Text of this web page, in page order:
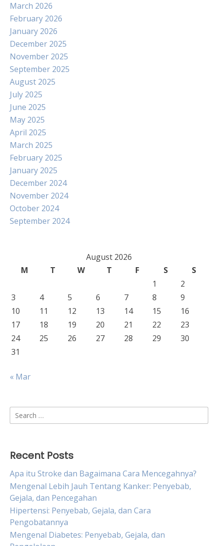
March 2026
February 2026
January 2026
December 2025
November 2025
September 2025
August 2025
July 2025
June 2025
May 2025
April 2025
March 2025
February 2025
January 2025
December 2024
November 2024
October 2024
September 2024
August 2026
M
T W T F S
S
1
2
3
4 5 6 7 8
9
10
11 12 13 14 15
16
17
18 19 20 21 22
23
24
25 26 27 28 29
30
31
« Mar
Search
for:
Recent Posts
Apa itu Stroke dan Bagaimana Cara Mencegahnya?
Mengenal Lebih Jauh Tentang Kanker: Penyebab,
Gejala, dan Pencegahan
Hipertensi: Penyebab, Gejala, dan Cara
Pengobatannya
Mengenal Diabetes: Penyebab, Gejala, dan